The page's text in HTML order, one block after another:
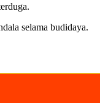
selama budidaya.